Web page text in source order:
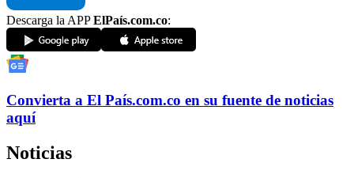
Descarga la APPElPaís.com.co:
Convierta a El País.com.co en su fuente de noticias
aquí
Noticias